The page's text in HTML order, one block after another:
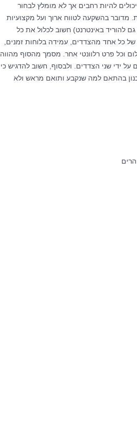
להיות רחבים אך לא מומלץ לבחור
מדובר בהשקעה לטווח ארוך ועל מקצועיות
להוריד באינטרנט) חשוב לכלול את כל
כל אחד מהצדדים, עמידה בלוחות זמנים,
וכל פרט רלוונטי אחר. מסמך מהסוף מהווה
ידי שני הצדדים. ולבסוף, חשוב להדגיש כי
בהתאם למה שנקבע ותואם מראש ולא